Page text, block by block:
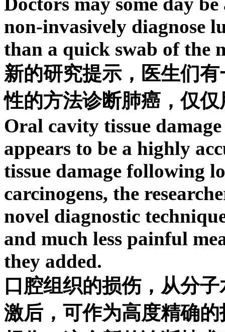
non-invasively diagnose
than a quick swab of the
新的研究提示，医生们
性的方法诊断肺癌，仅
Oral cavity tissue
appears to be a highly
tissue damage following
carcinogens, the
novel diagnostic
and much less painful
they added.
口腔组织的损伤，从分
激后，可作为高度精确